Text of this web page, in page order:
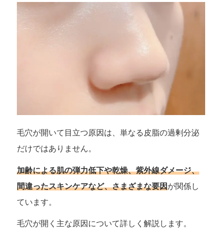
毛穴が開いて目立つ原因は、単なる皮脂の過剰分泌
だけではありません。
加齢による肌の弾力低下や乾燥、紫外線ダメージ、
間違ったスキンケアなど、さまざまな要因が関係し
ています。
毛穴が開く主な原因について詳しく解説します。